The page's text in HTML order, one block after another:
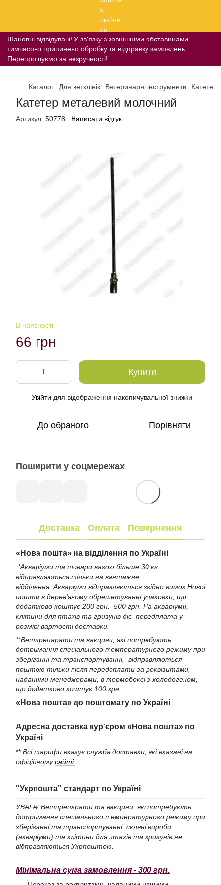
Шановні відвідувачі! У зв'язку з зовнішніми обставинами
тимчасово припинено обробку та відправку замовлень.
Перепрошуємо за незручності!
Каталог Для ветклінік Ветеринарні інструменти Катетер
Катетер металевий молочний
Артикул: 50778 Написати відгук
В наявності
66 грн
Купити
Увійти для відображення накопичувальної знижки
До обраного Порівняти
Поширити у соцмережах
Доставка Оплата Повернення
« Нова пошта» на відділення по Україні
*Акваріуми та товари вагою більше 30 кг
відправляються тільки на вантажне
відділення. Акваріуми відправляються згідно вимог Нової
пошти в дерев'яному обрешетуванні упаковки, що
додатково коштує 200 грн.- 500 грн. На акваріуми,
клітини для птахів та гризунів діє передплата у
розмірі вартості доставки.
**Ветпрепарати та вакцини, які потребують
дотримання спеціального температурного режиму при
зберіганні та транспортуванні, відправляються
поштою тільки після передоплати за реквізитами,
наданими менеджерами, в термобоксі з холодогеном,
що додатково коштує 100 грн.
«Нова пошта» до поштомату по Україні
Адресна доставка кур'єром «Нова пошта» по
Україні
** Всі тарифи вказує служба доставки, які вказані на
офіційномусайті.
"Укрпошта" стандарт по Україні
УВАГА! Ветпрепарати та вакцини, які потребують
дотримання спеціального температурного режиму при
зберіганні та транспортуванні, скляні вироби
(акваріуми) та клітини для птахів та гризунів не
відправляються Укрпоштою.
Мінімальна сума замовлення - 300 грн.